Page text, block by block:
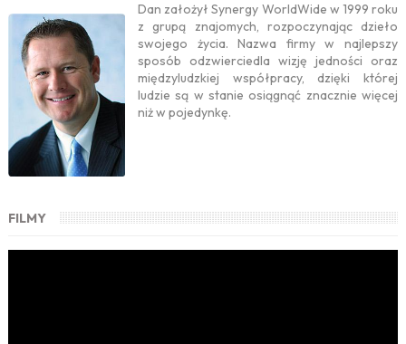
Dan założył Synergy WorldWide w 1999 roku
z grupą znajomych, rozpoczynając dzieło
swojego życia. Nazwa firmy w najlepszy
sposób odzwierciedla wizję jedności oraz
międzyludzkiej współpracy, dzięki której
ludzie są w stanie osiągnąć znacznie więcej
niż w pojedynkę.
FILMY